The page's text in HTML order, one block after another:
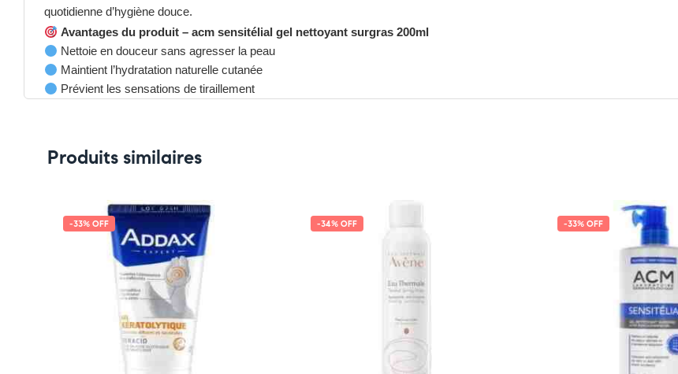
quotidienne d’hygiène douce.
Avantages du produit – acm sensitélial gel nettoyant surgras 200ml
Nettoie en douceur sans agresser la peau
Maintient l’hydratation naturelle cutanée
Prévient les sensations de tiraillement
Pensez-y :
✔ Suivez-nous sur TikTok – cliquez ici
✔ Rejoignez-nous sur Instagram –
Produits similaires
-33% OFF -34% OFF -33% OFF